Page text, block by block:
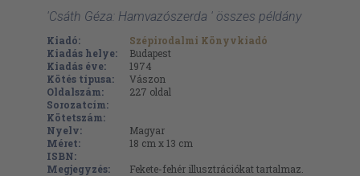
'Csáth Géza: Hamvazószerda ' összes példány
Kiadó:
Szépirodalmi Könyvkiadó
Kiadás helye:
Budapest
Kiadás éve:
1974
Kötés típusa:
Vászon
Oldalszám:
227 oldal
Sorozatcím:
Kötetszám:
Nyelv:
Magyar
Méret:
18 cm x 13 cm
ISBN:
Megjegyzés:
Fekete-fehér illusztrációkat tartalmaz.